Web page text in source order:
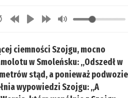
ciemności Szojgu, mocno
w Smoleńsku: „Odszedł w
stąd, a ponieważ podwozie
wypowiedzi Szojgu: „A